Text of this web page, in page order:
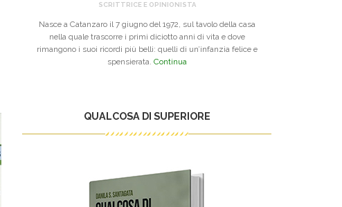
SCRITTRICE E OPINIONISTA
Nasce a Catanzaro il 7 giugno del 1972, sul tavolo della casa
nella quale trascorre i primi diciotto anni di vita e dove
rimangono i suoi ricordi più belli: quelli di un’infanzia felice e
spensierata. Continua
QUALCOSA DI SUPERIORE